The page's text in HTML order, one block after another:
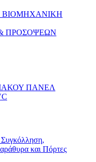
ΒΙΟΜΗΧΑΝΙΚΗ
ΠΡΟΣΟΨΕΩΝ
ΠΑΝΕΛ